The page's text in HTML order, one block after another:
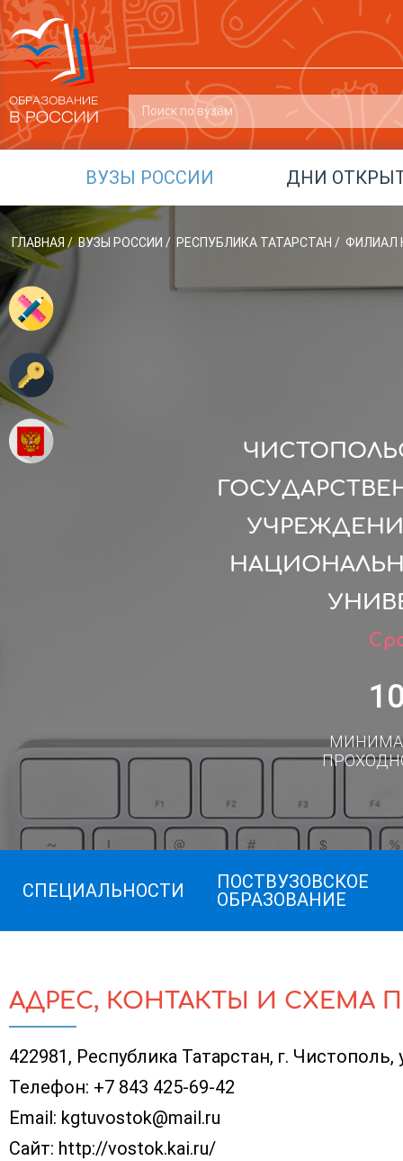
ВУЗЫ РОССИИ ДНИ
ГЛАВНАЯ / ВУЗЫ РОССИИ / РЕСПУБЛИКА ТАТАРСТАН / ФИЛИАЛ
СПЕЦИАЛЬНОСТИ
ПОСТВУЗОВСКОЕ
ОБРАЗОВАНИЕ
АДРЕС, КОНТАКТЫ И СХЕМА
422981, Республика Татарстан, г.
Телефон: +7 843 425-69-42
Email: kgtuvostok@mail.ru
Сайт: http://vostok.kai.ru/